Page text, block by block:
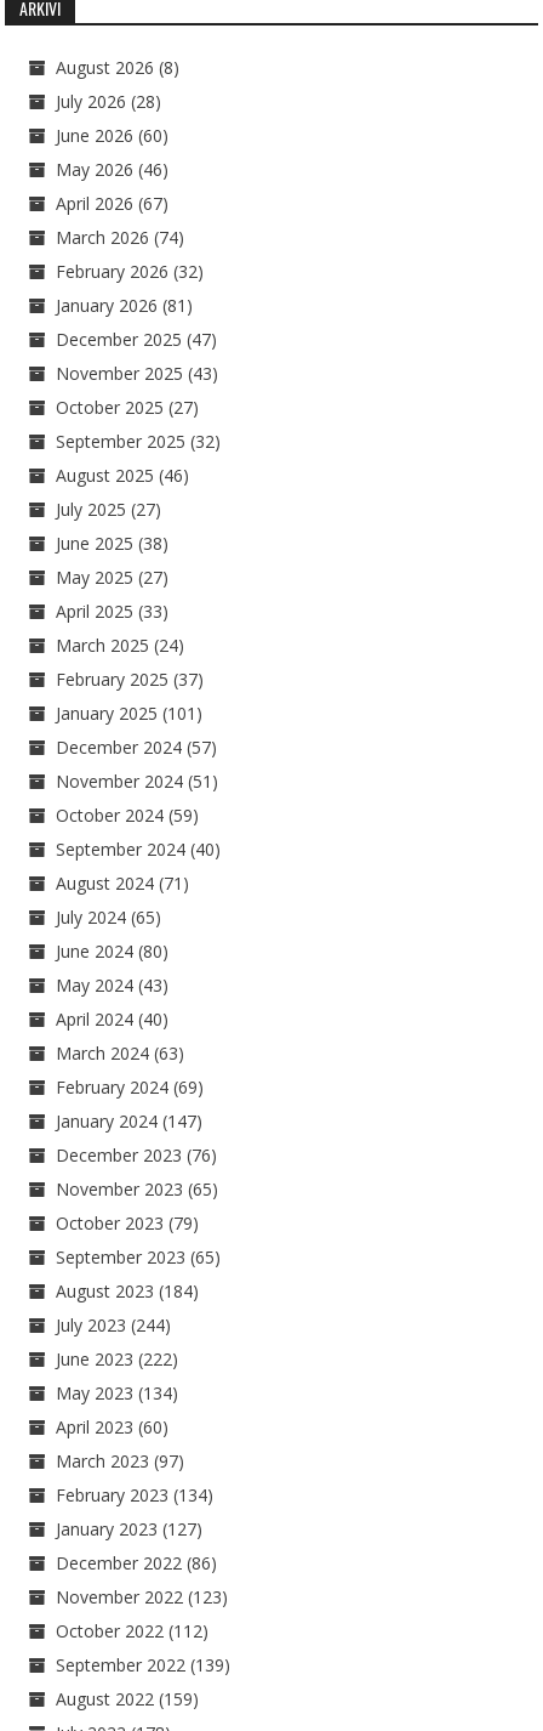
ARKIVI
August 2026 (8)
July 2026 (28)
June 2026 (60)
May 2026 (46)
April 2026 (67)
March 2026 (74)
February 2026 (32)
January 2026 (81)
December 2025 (47)
November 2025 (43)
October 2025 (27)
September 2025 (32)
August 2025 (46)
July 2025 (27)
June 2025 (38)
May 2025 (27)
April 2025 (33)
March 2025 (24)
February 2025 (37)
January 2025 (101)
December 2024 (57)
November 2024 (51)
October 2024 (59)
September 2024 (40)
August 2024 (71)
July 2024 (65)
June 2024 (80)
May 2024 (43)
April 2024 (40)
March 2024 (63)
February 2024 (69)
January 2024 (147)
December 2023 (76)
November 2023 (65)
October 2023 (79)
September 2023 (65)
August 2023 (184)
July 2023 (244)
June 2023 (222)
May 2023 (134)
April 2023 (60)
March 2023 (97)
February 2023 (134)
January 2023 (127)
December 2022 (86)
November 2022 (123)
October 2022 (112)
September 2022 (139)
August 2022 (159)